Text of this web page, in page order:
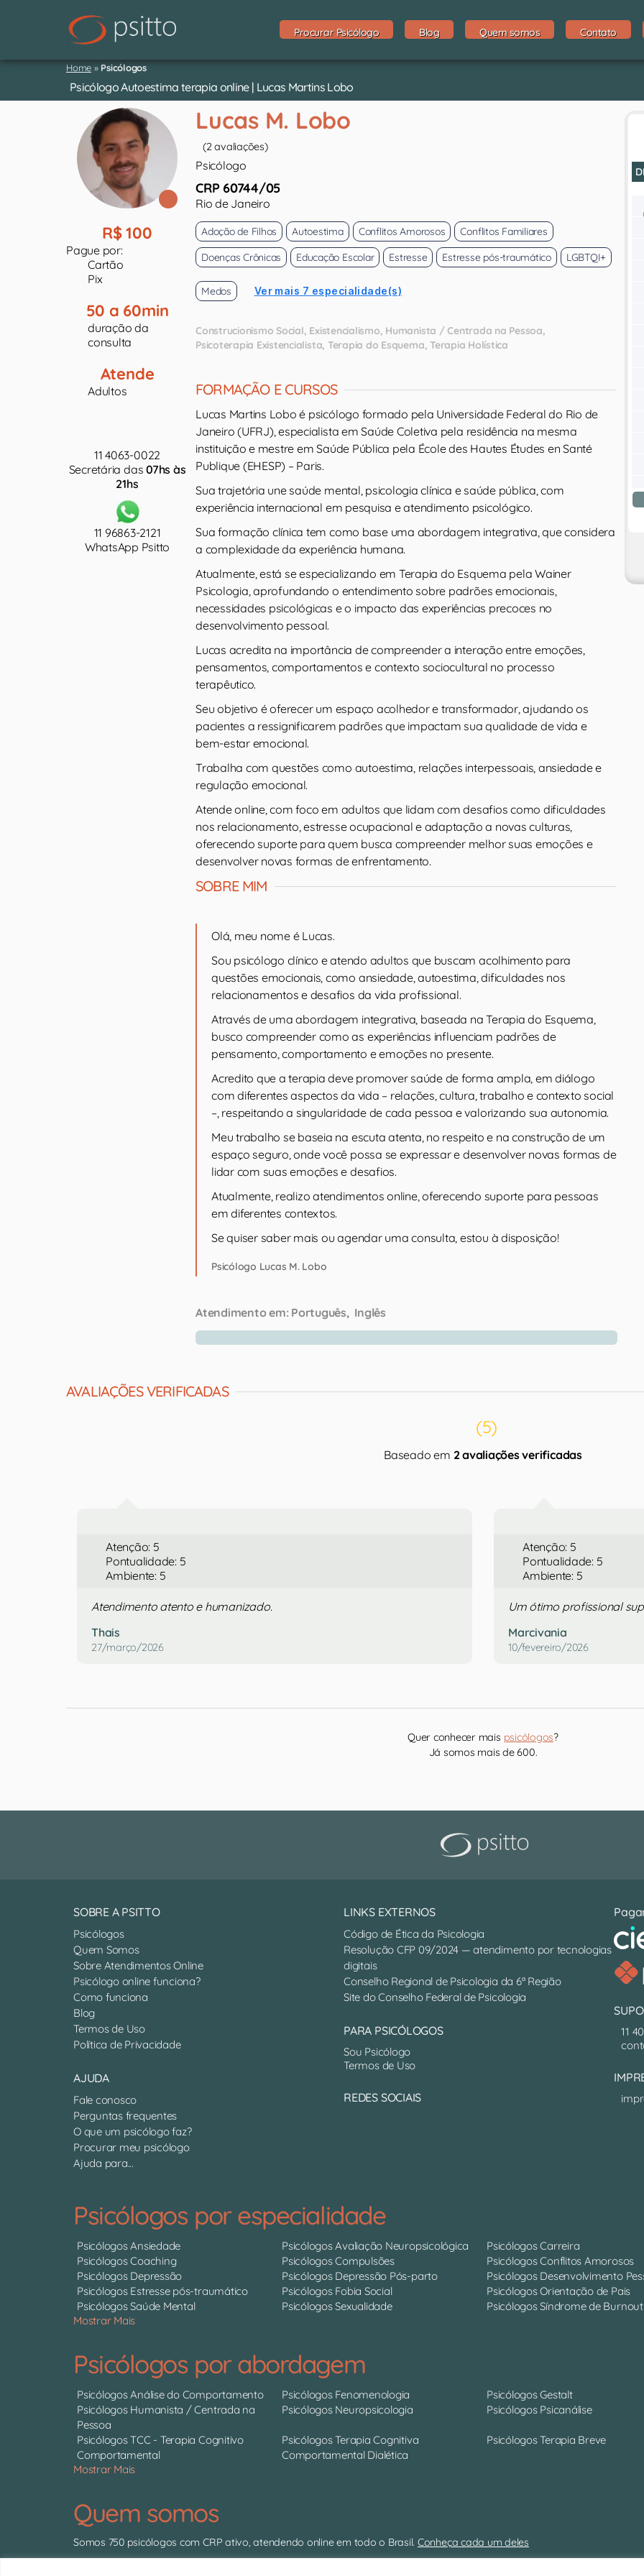
Procurar Psicólogo Blog Quem somos Contato
Home » Psicólogos
Psicólogo Autoestima terapia online | Lucas Martins Lobo
R$ 100
Pague por:
Cartão
Pix
50 a 60min
duração da
consulta
Atende
Adultos
11 4063-0022
Secretária das07hs às
21hs
11 96863-2121
WhatsApp Psitto
Lucas M. Lobo
(2 avaliações)
Psicólogo
CRP 60744/05
Rio de Janeiro
Adoção de Filhos Autoestima Conflitos Amorosos
Conflitos Familiares
Doenças Crônicas
Educação Escolar Estresse Estresse pós-traumático LGBTQI+
Medos Ver mais 7 especialidade(s)
Construcionismo Social Existencialismo Humanista / Centrada na Pessoa
Psicoterapia Existencialista Terapia do Esquema Terapia Holística
FORMAÇÃO E CURSOS
Lucas Martins Lobo é psicólogo formado pela Universidade Federal do Rio de
Janeiro (UFRJ), especialista em Saúde Coletiva pela residência na mesma
instituição e mestre em Saúde Pública pela École des Hautes Études en Santé
Publique (EHESP) – Paris.
Sua trajetória une saúde mental, psicologia clínica e saúde pública, com
experiência internacional em pesquisa e atendimento psicológico.
Sua formação clínica tem como base uma abordagem integrativa, que considera
a complexidade da experiência humana.
Atualmente, está se especializando em Terapia do Esquema pela Wainer
Psicologia, aprofundando o entendimento sobre padrões emocionais,
necessidades psicológicas e o impacto das experiências precoces no
desenvolvimento pessoal.
Lucas acredita na importância de compreender a interação entre emoções,
pensamentos, comportamentos e contexto sociocultural no processo
terapêutico.
Seu objetivo é oferecer um espaço acolhedor e transformador, ajudando os
pacientes a ressignificarem padrões que impactam sua qualidade de vida e
bem-estar emocional.
Trabalha com questões como autoestima, relações interpessoais, ansiedade e
regulação emocional.
Atende online, com foco em adultos que lidam com desafios como dificuldades
nos relacionamento, estresse ocupacional e adaptação a novas culturas,
oferecendo suporte para quem busca compreender melhor suas emoções e
desenvolver novas formas de enfrentamento.
SOBRE MIM
Olá, meu nome é Lucas.
Sou psicólogo clínico e atendo adultos que buscam acolhimento para
questões emocionais, como ansiedade, autoestima, dificuldades nos
relacionamentos e desafios da vida profissional.
Através de uma abordagem integrativa, baseada na Terapia do Esquema,
busco compreender como as experiências influenciam padrões de
pensamento, comportamento e emoções no presente.
Acredito que a terapia deve promover saúde de forma ampla, em diálogo
com diferentes aspectos da vida – relações, cultura, trabalho e contexto social
–, respeitando a singularidade de cada pessoa e valorizando sua autonomia.
Meu trabalho se baseia na escuta atenta, no respeito e na construção de um
espaço seguro, onde você possa se expressar e desenvolver novas formas de
lidar com suas emoções e desafios.
Atualmente, realizo atendimentos online, oferecendo suporte para pessoas
em diferentes contextos.
Se quiser saber mais ou agendar uma consulta, estou à disposição!
Psicólogo Lucas M. Lobo
Atendimento em: Português Inglês
AVALIAÇÕES VERIFICADAS
(5)
Baseado em 2 avaliações verificadas
Atenção: 5
Pontualidade: 5
Ambiente: 5
Atendimento atento e humanizado.
Thais
27/março/2026
Atenção: 5
Pontualidade: 5
Ambiente: 5
Um ótimo profissional
Marcivania
10/fevereiro/2026
Quer conhecer mais psicólogos?
Já somos mais de 600.
SOBRE A PSITTO
Psicólogos
Quem Somos
Sobre Atendimentos Online
Psicólogo online funciona?
Como funciona
Blog
Termos de Uso
Política de Privacidade
AJUDA
Fale conosco
Perguntas frequentes
O que um psicólogo faz?
Procurar meu psicólogo
Ajuda para...
LINKS EXTERNOS
Código de Ética da Psicologia
Resolução CFP 09/2024 — atendimento por tecnologias
digitais
Conselho Regional de Psicologia da 6ª Região
Site do Conselho Federal de Psicologia
PARA PSICÓLOGOS
Sou Psicólogo
Termos de Uso
REDES SOCIAIS
11
Psicólogos por especialidade
Psicólogos Ansiedade Psicólogos Avaliação Neuropsicológica Psicólogos Carreira
Psicólogos Coaching
Psicólogos Compulsões Psicólogos Conflitos Amorosos
Psicólogos Depressão
Psicólogos Depressão Pós-parto Psicólogos Desenvolvimento
Psicólogos Estresse pós-traumático
Psicólogos Fobia Social Psicólogos Orientação de Pais
Psicólogos Saúde Mental
Psicólogos Sexualidade Psicólogos Síndrome de Burnout
Mostrar Mais
Psicólogos por abordagem
Psicólogos Análise do Comportamento Psicólogos Fenomenologia Psicólogos Gestalt
Psicólogos Humanista / Centrada na
Pessoa
Psicólogos Neuropsicologia Psicólogos Psicanálise
Psicólogos TCC - Terapia Cognitivo
Comportamental
Psicólogos Terapia Cognitiva
Comportamental Dialética
Psicólogos Terapia Breve
Mostrar Mais
Quem somos
Somos 750 psicólogos com CRP ativo, atendendo online em todo o Brasil. Conheça cada um deles